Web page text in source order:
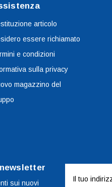
articolo
essere richiamato
e condizioni
sulla privacy
magazzino del
sui nuovi